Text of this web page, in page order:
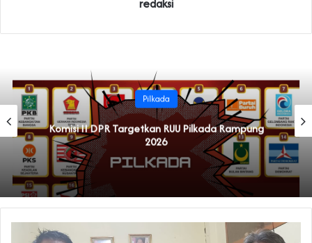
Pilkada
Komisi II DPR Targetkan RUU Pilkada Rampung
2026